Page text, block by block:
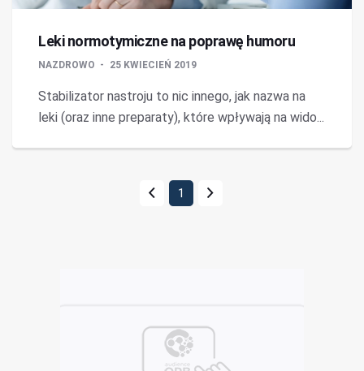
Leki normotymiczne na poprawę humoru
NAZDROWO 25 KWIECIEŃ 2019
Stabilizator nastroju to nic innego, jak nazwa na
leki (oraz inne preparaty), które wpływają na wido...
1